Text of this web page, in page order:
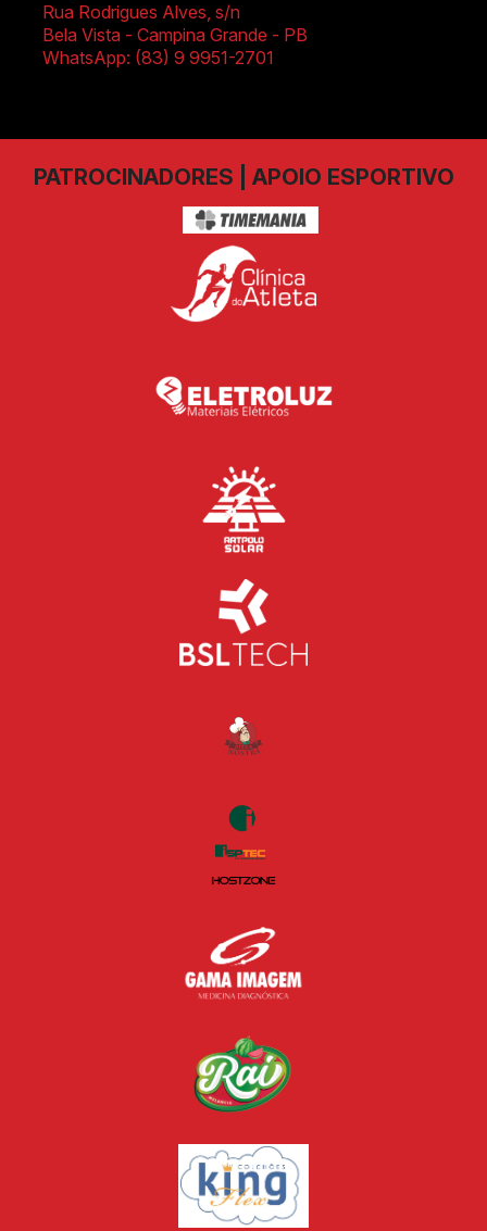
Rua Rodrigues Alves, s/n
Bela Vista - Campina Grande - PB
WhatsApp: (83) 9 9951-2701
PATROCINADORES | APOIO ESPORTIVO